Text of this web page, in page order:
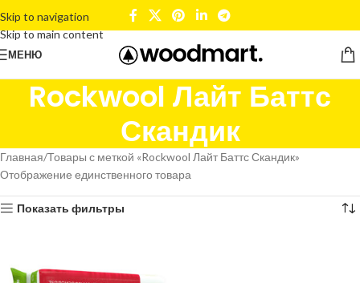
Skip to navigation
Skip to main content
МЕНЮ
Rockwool Лайт Баттс
Скандик
Главная Товары с меткой «Rockwool Лайт Баттс Скандик»
Отображение единственного товара
Показать фильтры